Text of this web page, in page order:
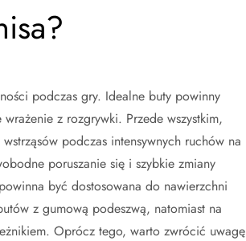
podczas gry. Idealne buty powinny
z rozgrywki. Przede wszystkim,
podczas intensywnych ruchów na
poruszanie się i szybkie zmiany
być dostosowana do nawierzchni
z gumową podeszwą, natomiast na
Oprócz tego, warto zwrócić uwagę